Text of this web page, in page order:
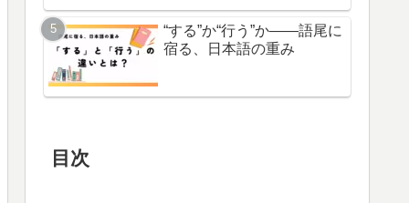
“する”か“行う”か――語尾に
宿る、日本語の重み
目次